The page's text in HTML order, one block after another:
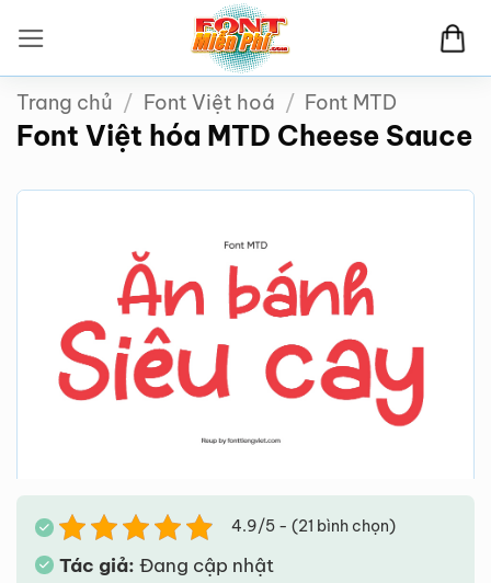
qua
nội
dung
Trang chủ / Font Việt hoá / Font MTD
Font Việt hóa MTD Cheese Sauce
4.9/5 - (21 bình chọn)
Tác giả: Đang cập nhật